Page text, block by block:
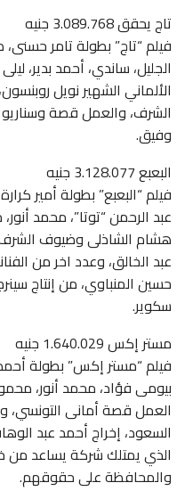
تاج يحقق 3.089.768 جنيه
فيلم “تاج” بطولة تامر حسنى،
الجليل، ساندي، أحمد بدير،
الألماني الشهير نويل
الشرف، والعمل قصة وسناريو
وفيق.
البعبع 3.128.077 جنيه
فيلم “البعبع” بطولة أمير
عبد الرحمن “توتا”، محمد
هشام الشاذلى وضيوف الشرف
عبد الخالق، وعدد اخر من
حسين المنباوي، من إنتاج
سكوير.
مستر إكس 1.640.029 جنيه
فيلم “مستر إكس” بطولة
بيومى فؤاد، محمد أنور،
العمل قصة أمانى
السعود، إخراج أحمد عبد
الذي يمتلك شركة يساعد من
والمحافظة على حقوقهم.